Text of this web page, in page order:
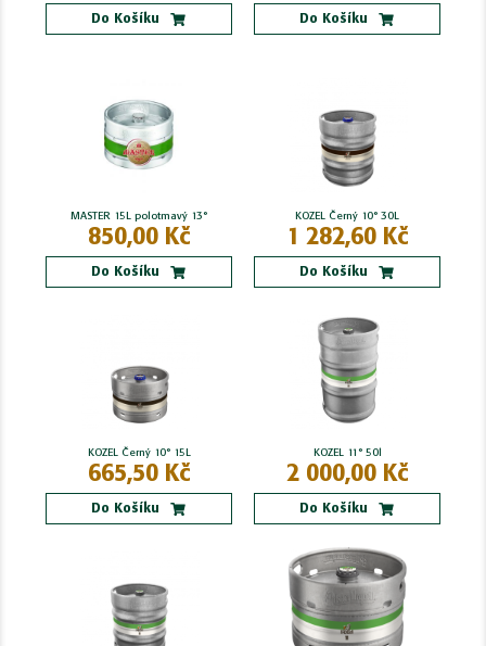
Do Košíku Do Košíku
MASTER 15L polotmavý 13°
850,00 Kč
Do Košíku
KOZEL Černý 10° 30L
1 282,60 Kč
Do Košíku
KOZEL Černý 10° 15L
665,50 Kč
Do Košíku
KOZEL 11° 50l
2 000,00 Kč
Do Košíku